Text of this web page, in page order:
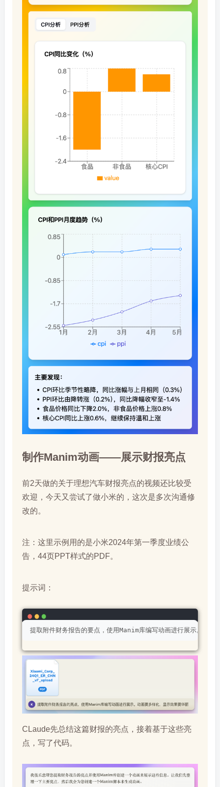
制作Manim动画——展示财报亮点
前2天做的关于理想汽车财报亮点的视频还比较受
欢迎，今天又尝试了做小米的，这次是多次沟通修
改的。
注：这里示例用的是小米2024年第一季度业绩公
告，44页PPT样式的PDF。
提示词：
提取附件财务报告的要点，使用Manim库编写动画进行展示。动画
CLaude先总结这篇财报的亮点，接着基于这些亮
点，写了代码。